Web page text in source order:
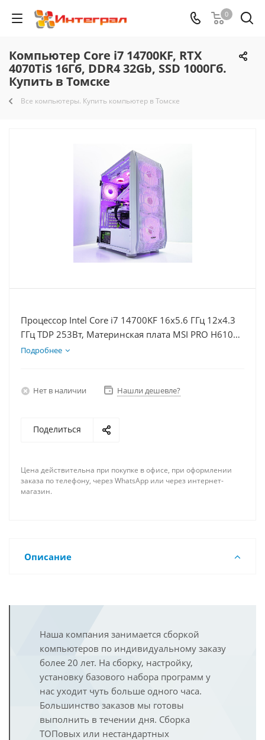
0
Компьютер Core i7 14700KF, RTX
4070TiS 16Гб, DDR4 32Gb, SSD 1000Гб.
Купить в Томске
Все компьютеры. Купить компьютер в Томске
Процессор Intel Core i7 14700KF 16x5.6 ГГц 12x4.3
ГГц TDP 253Вт, Материнская плата MSI PRO H610M-
E, Видеокарта RTX 4070TiS 16Гб, Память
Подробнее
Нет в наличии Нашли дешевле?
Поделиться
Цена действительна при покупке в офисе, при оформлении
заказа по телефону, через WhatsApp или через интернет-
магазин.
Описание
Наша компания занимается сборкой
компьютеров по индивидуальному заказу
более 20 лет. На сборку, настройку,
установку базового набора программ у
нас уходит чуть больше одного часа.
Большинство заказов мы готовы
выполнить в течении дня. Сборка
ТОПовых или нестандартных